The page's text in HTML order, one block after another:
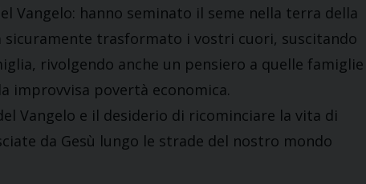
Vangelo: hanno seminato il seme nella terra della
sicuramente trasformato i vostri cuori, suscitando
rivolgendo anche un pensiero a quelle famiglie
improvvisa povertà economica.
Vangelo e il desiderio di ricominciare la vita di
da Gesù lungo le strade del nostro mondo